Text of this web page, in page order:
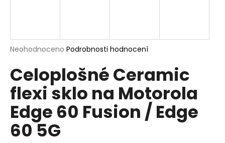
Průměrné
produktu
je
0,0
5
hvězdiček.
Neohodnoceno Podrobnosti hodnocení
Celoplošné Ceramic
flexi sklo na Motorola
Edge 60 Fusion / Edge
60 5G
í
t
?
HLEDAT